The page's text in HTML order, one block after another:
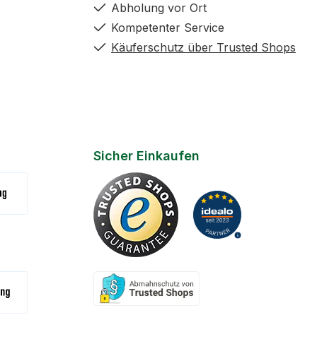
Abholung vor Ort
Kompetenter Service
Käuferschutz über Trusted Shops
7 Tage)
Sicher Einkaufen